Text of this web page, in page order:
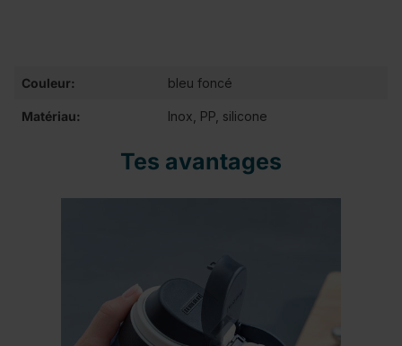
Couleur: bleu foncé
Matériau: Inox, PP, silicone
Tes avantages